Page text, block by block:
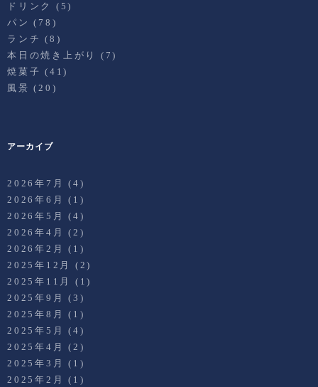
ドリンク
(5)
パン (78)
ランチ (8)
本日の焼き上がり
(7)
焼菓子 (41)
風景 (20)
アーカイブ
2026年7月
(4)
2026年6月
(1)
2026年5月
(4)
2026年4月
(2)
2026年2月
(1)
2025年12月
(2)
2025年11月
(1)
2025年9月
(3)
2025年8月
(1)
2025年5月
(4)
2025年4月
(2)
2025年3月
(1)
2025年2月
(1)